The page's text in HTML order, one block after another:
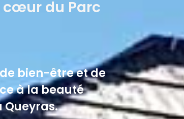
cœur du Parc
bien-être et de
à la beauté